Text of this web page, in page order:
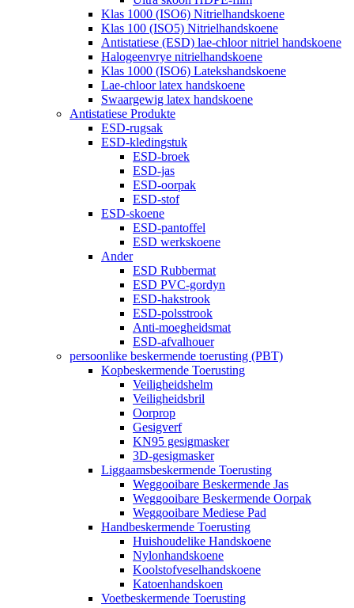
Klas 1000 (ISO6) Nitrielhandskoene
Klas 100 (ISO5) Nitrielhandskoene
Antistatiese (ESD) lae-chloor nitriel handskoene
Halogeenvrye nitrielhandskoene
Klas 1000 (ISO6) Latekshandskoene
Lae-chloor latex handskoene
Swaargewig latex handskoene
Antistatiese Produkte
ESD-rugsak
ESD-kledingstuk
ESD-broek
ESD-jas
ESD-oorpak
ESD-stof
ESD-skoene
ESD-pantoffel
ESD werkskoene
Ander
ESD Rubbermat
ESD PVC-gordyn
ESD-hakstrook
ESD-polsstrook
Anti-moegheidsmat
ESD-afvalhouer
persoonlike beskermende toerusting (PBT)
Kopbeskermende Toerusting
Veiligheidshelm
Veiligheidsbril
Oorprop
Gesigverf
KN95 gesigmasker
3D-gesigmasker
Liggaamsbeskermende Toerusting
Weggooibare Beskermende Jas
Weggooibare Beskermende Oorpak
Weggooibare Mediese Pad
Handbeskermende Toerusting
Huishoudelike Handskoene
Nylonhandskoene
Koolstofveselhandskoene
Katoenhandskoen
Voetbeskermende Toerusting